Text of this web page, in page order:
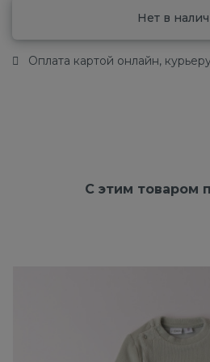
Нет в
Оплата картой онлайн,
С этим товаром